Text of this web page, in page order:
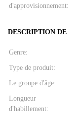
d'approvisionnement:
DESCRIPTION DE
Genre:
Type de produit:
Le groupe d'âge:
Longueur
d'habillement: